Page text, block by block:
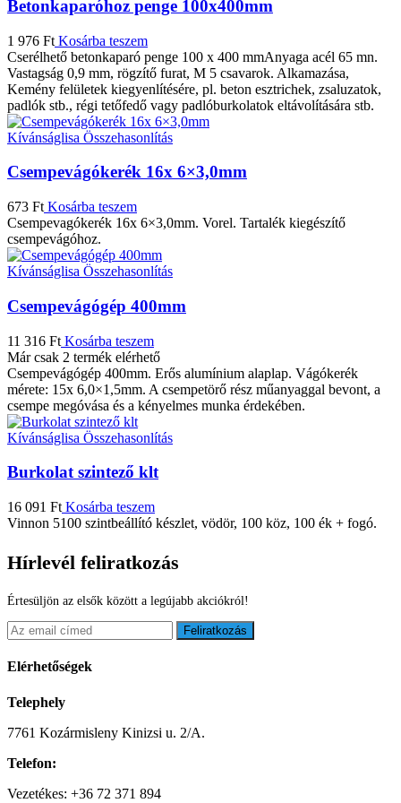
Betonkaparóhoz penge 100x400mm
1 976 Ft Kosárba teszem
Cserélhető betonkaparó penge 100 x 400 mmAnyaga acél 65 mn.
Vastagság 0,9 mm, rögzítő furat, M 5 csavarok. Alkamazása,
Kemény felületek kiegyenlítésére, pl. beton esztrichek, zsaluzatok,
padlók stb., régi tetőfedő vagy padlóburkolatok eltávolítására stb.
Kívánságlisa Összehasonlítás
Csempevágókerék 16x 6×3,0mm
673 Ft Kosárba teszem
Csempevagókerék 16x 6×3,0mm. Vorel. Tartalék kiegészítő
csempevágóhoz.
Kívánságlisa Összehasonlítás
Csempevágógép 400mm
11 316 Ft Kosárba teszem
Már csak 2 termék elérhető
Csempevágógép 400mm. Erős alumínium alaplap. Vágókerék
mérete: 15x 6,0×1,5mm. A csempetörő rész műanyaggal bevont, a
csempe megóvása és a kényelmes munka érdekében.
Kívánságlisa Összehasonlítás
Burkolat szintező klt
16 091 Ft Kosárba teszem
Vinnon 5100 szintbeállító készlet, vödör, 100 köz, 100 ék + fogó.
Hírlevél feliratkozás
Értesüljön az elsők között a legújabb akciókról!
Feliratkozás
Elérhetőségek
Telephely
7761 Kozármisleny Kinizsi u. 2/A.
Telefon:
Vezetékes: +36 72 371 894